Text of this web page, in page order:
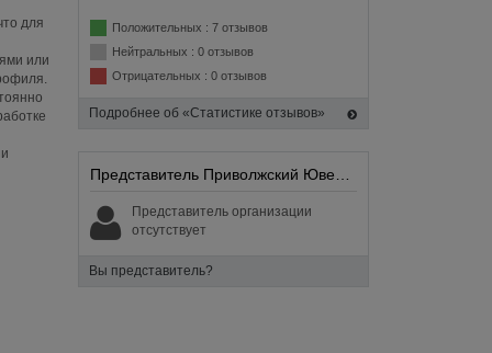
для
или
Положительных : 7 отзывов
Нейтральных : 0 отзывов
Отрицательных : 0 отзывов
Подробнее об «Статистике отзывов»
Представитель организации
отсутствует
Вы представитель?